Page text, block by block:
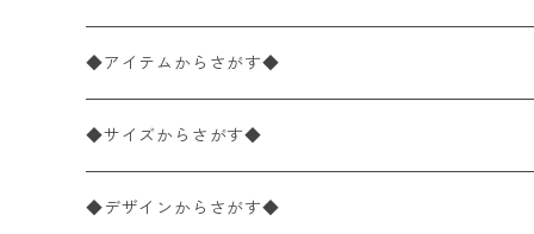
◆アイテムからさがす◆
ペーパーナプキン2枚バラ売り
ペーパーナプキン1枚バラ売り
◆サイズからさがす◆
33×33cm（ランチサイズ）
◆デザインからさがす◆